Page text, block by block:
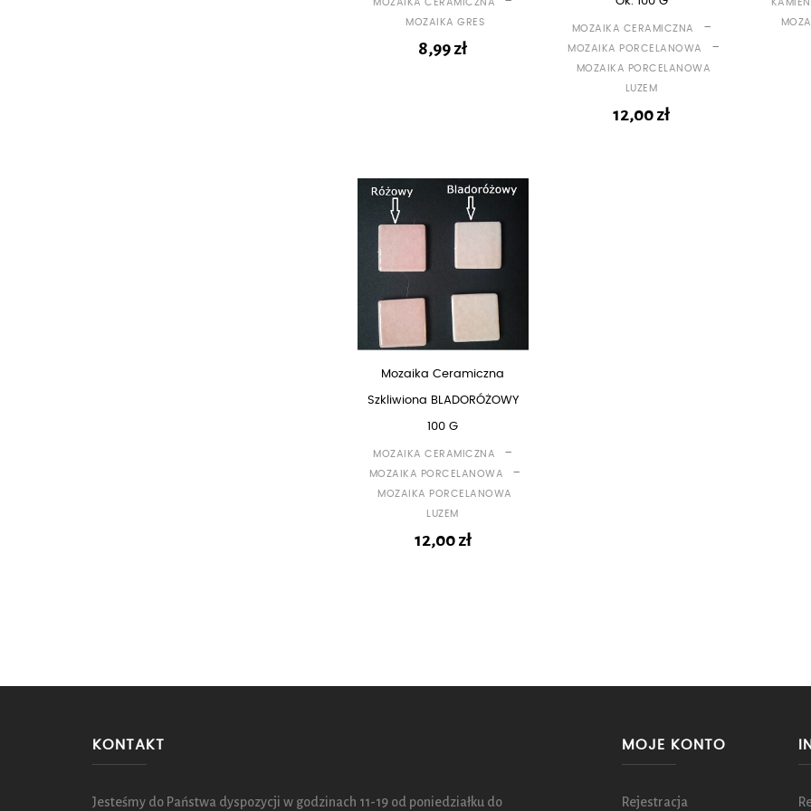
MOZAIKA GRES
8,99zł
MOZAIKA CERAMICZNA -
MOZAIKA PORCELANOWA -
MOZAIKA PORCELANOWA
LUZEM
12,00zł
Mozaika Ceramiczna
Szkliwiona BLADORÓŻOWY
100 G
MOZAIKA CERAMICZNA -
MOZAIKA PORCELANOWA -
MOZAIKA PORCELANOWA
LUZEM
12,00zł
KONTAKT
Jesteśmy do Państwa dyspozycji w godzinach 11-19 od poniedziałku do
MOJE KONTO
Rejestracja